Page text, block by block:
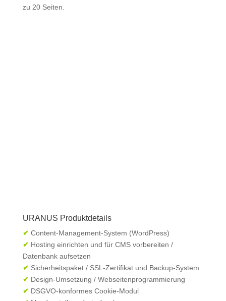
zu 20 Seiten.
URANUS Produktdetails
✔ Content-Management-System (WordPress)
✔ Hosting einrichten und für CMS vorbereiten /
Datenbank aufsetzen
✔ Sicherheitspaket / SSL-Zertifikat und Backup-System
✔ Design-Umsetzung / Webseitenprogrammierung
✔ DSGVO-konformes Cookie-Modul